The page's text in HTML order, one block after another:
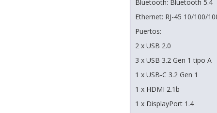
Bluetooth: Bluetooth 5.4
Ethernet: RJ-45 10/100/
Puertos:
2 x USB 2.0
3 x USB 3.2 Gen 1 tipo A
1 x USB-C 3.2 Gen 1
1 x HDMI 2.1b
1 x DisplayPort 1.4